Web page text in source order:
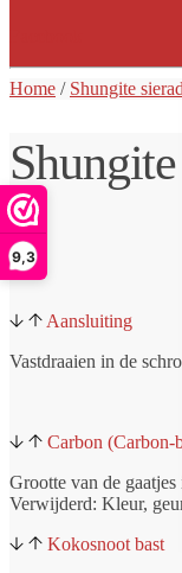
9,3
Home / Shungite
Aansluiting
Vastdraaien in de
Carbon (Carbon-
Grootte van de
Verwijderd: Kleur,
Kokosnoot bast